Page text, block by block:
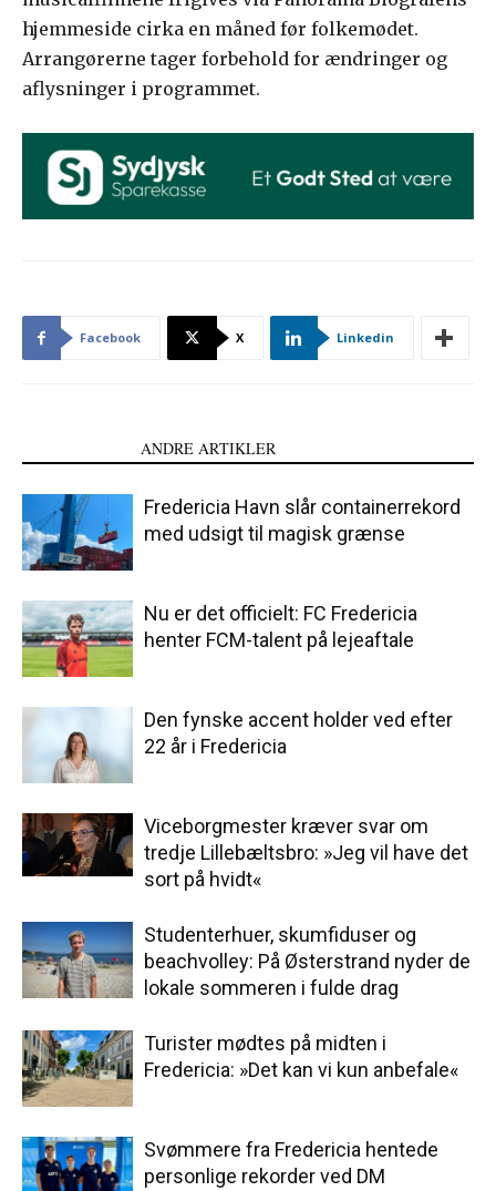
hjemmeside cirka en måned før folkemødet.
Arrangørerne tager forbehold for ændringer og
aflysninger i programmet.
Facebook X Linkedin
ANDRE ARTIKLER
Fredericia Havn slår containerrekord
med udsigt til magisk grænse
Nu er det officielt: FC Fredericia
henter FCM-talent på lejeaftale
Den fynske accent holder ved efter
22 år i Fredericia
Viceborgmester kræver svar om
tredje Lillebæltsbro: »Jeg vil have det
sort på hvidt«
Studenterhuer, skumfiduser og
beachvolley: På Østerstrand nyder de
lokale sommeren i fulde drag
Turister mødtes på midten i
Fredericia: »Det kan vi kun anbefale«
Svømmere fra Fredericia hentede
personlige rekorder ved DM